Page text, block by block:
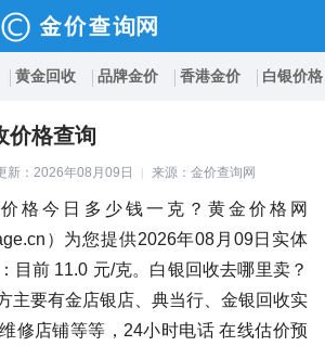
黄金回收 品牌金价 香港金价 白银价格
价格查询
新：2026年08月09日 来源：金价查询网
格今日多少钱一克？黄金价格网
）为您提供2026年08月09日实体
目前 11.0 元/克。白银回收去哪里卖？
主要有金店银店、典当行、金银回收实
修店铺等等，24小时电话 在线估价预